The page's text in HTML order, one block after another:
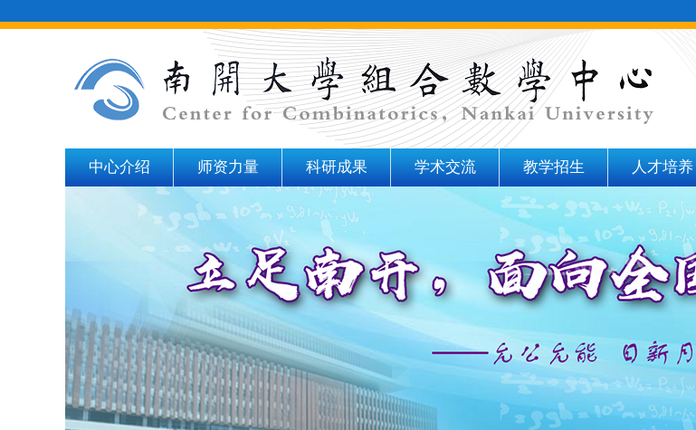
中心介绍 师资力量 科研成果 学术交流 教学招生 人才培养